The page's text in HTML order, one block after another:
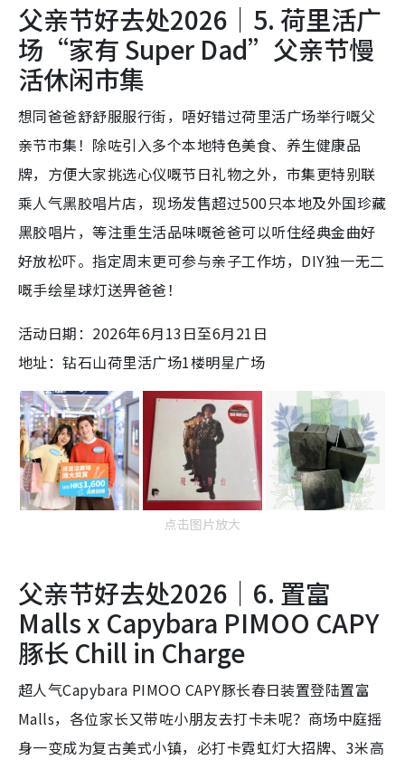
父亲节好去处2026｜5. 荷里活广
场“家有 Super Dad”父亲节慢
活休闲市集
想同爸爸舒舒服服行街，唔好错过荷里活广场举行嘅父
亲节市集！除咗引入多个本地特色美食、养生健康品
牌，方便大家挑选心仪嘅节日礼物之外，市集更特别联
乘人气黑胶唱片店，现场发售超过500只本地及外国珍藏
黑胶唱片，等注重生活品味嘅爸爸可以听住经典金曲好
好放松吓。指定周末更可参与亲子工作坊，DIY独一无二
嘅手绘星球灯送畀爸爸！
活动日期：2026年6月13日至6月21日
地址：钻石山荷里活广场1楼明星广场
点击图片放大
父亲节好去处2026｜6. 置富
Malls x Capybara PIMOO CAPY
豚长 Chill in Charge
超人气Capybara PIMOO CAPY豚长春日装置登陆置富
Malls，各位家长又带咗小朋友去打卡未呢？商场中庭摇
身一变成为复古美式小镇，必打卡霓虹灯大招牌、3米高